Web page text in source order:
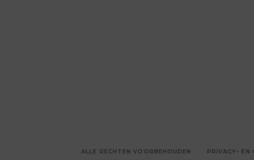
ALLE RECHTEN VOORBEHOUDEN PRIVACY- EN